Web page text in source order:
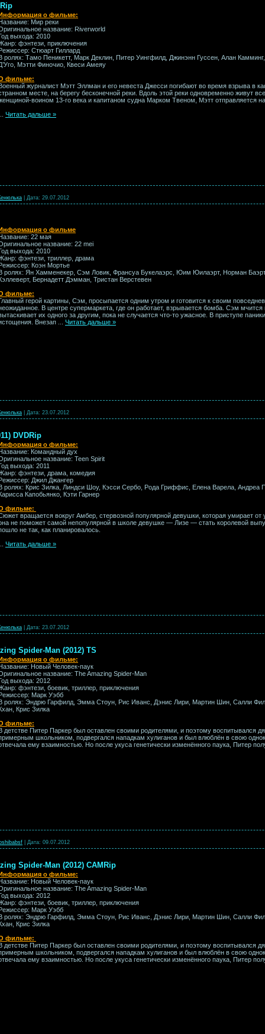
о фильме:
Мир реки
название: Riverworld
выхода: 2010
фэнтези, приключения
Стюарт Гиллард
ролях: Тамо Пеникетт, Марк Деклин, Питер Уингфилд, Джинэнн Гуссен, Алан
Мэтти Финочио, Квеси Амеяу
фильме:
журналист Мэтт Эллман и его невеста Джесси погибают во время взрыва в
месте, на берегу бесконечной реки. Вдоль этой реки одновременно живут
воином 13-го века и капитаном судна Марком Твеном, Мэтт отправляется
Читать дальше »
Дата: 29.07.2012
о фильме
22 мая
название: 22 mei
выхода: 2010
фэнтези, триллер, драма
Коэн Мортье
ролях: Ян Хамменекер, Сэм Ловик, Франсуа Букелаэрс, Юим Юилаэрт, Норман
Бернадетт Дэмман, Тристан Верстевен
фильме:
герой картины, Сэм, просыпается одним утром и готовится к своим
В центре супермаркета, где он работает, взрывается бомба. Сэм
их одного за другим, пока не случается что-то ужасное. В приступе
Внезап
Читать дальше »
Дата: 23.07.2012
DVDRip
о фильме:
Командный дух
название: Teen Spirit
выхода: 2011
фэнтези, драма, комедия
Джил Джангер
ролях: Крис Зилка, Линдси Шоу, Кэсси Сербо, Рода Гриффис, Елена Варела, Андреа
Капобьянко, Кэти Гарнер
фильме:
вращается вокруг Амбер, стервозной популярной девушки, которая умирает от
не поможет самой непопулярной в школе девушке — Лизе — стать королевой
не так, как планировалось.
Читать дальше »
Дата: 23.07.2012
Spider-Man (2012) TS
о фильме:
Новый Человек-паук
название: The Amazing Spider-Man
выхода: 2012
фэнтези, боевик, триллер, приключения
Марк Уэбб
ролях: Эндрю Гарфилд, Эмма Стоун, Рис Иванс, Дэнис Лири, Мартин Шин, Салли
Крис Зилка
фильме:
детстве Питер Паркер был оставлен своими родителями, и поэтому воспитывался
школьником, подвергался нападкам хулиганов и был влюблён в свою
ему взаимностью. Но после укуса генетически изменённого паука, Питер
Дата: 09.07.2012
Spider-Man (2012) CAMRip
о фильме:
Новый Человек-паук
название: The Amazing Spider-Man
выхода: 2012
фэнтези, боевик, триллер, приключения
Марк Уэбб
ролях: Эндрю Гарфилд, Эмма Стоун, Рис Иванс, Дэнис Лири, Мартин Шин, Салли
Крис Зилка
фильме:
детстве Питер Паркер был оставлен своими родителями, и поэтому воспитывался
школьником, подвергался нападкам хулиганов и был влюблён в свою
ему взаимностью. Но после укуса генетически изменённого паука, Питер